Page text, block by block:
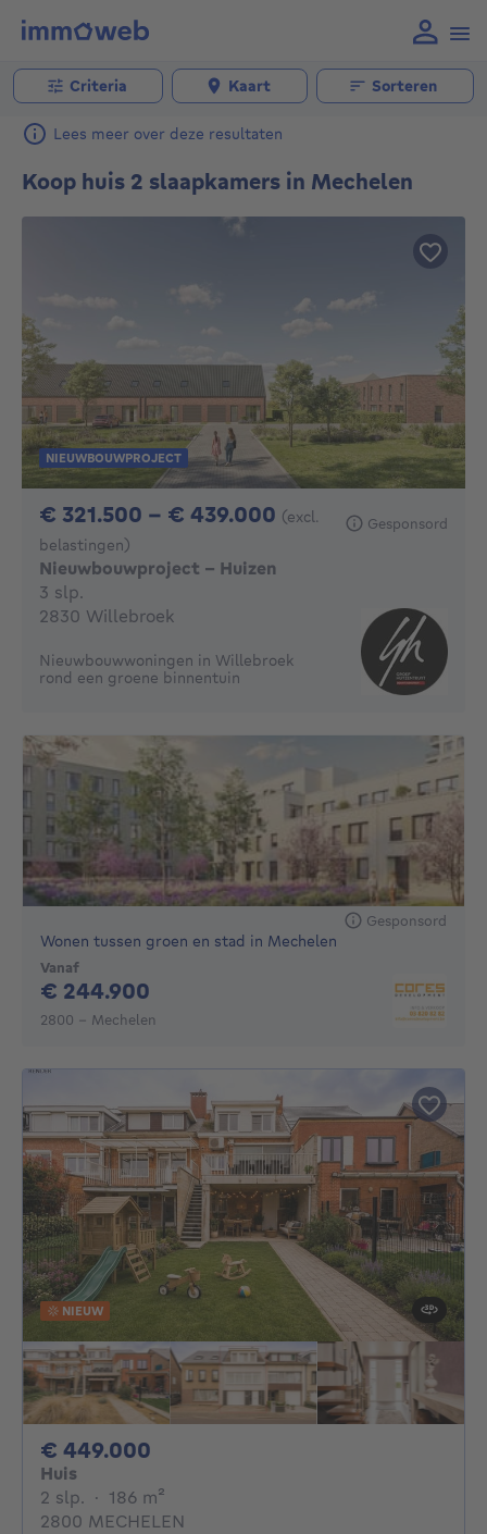
Criteria Kaart Sorteren
Lees meer over deze resultaten
Koop huis 2 slaapkamers in Mechelen
NIEUWBOUWPROJECT
€ 321.500 - € 439.000 Van 321500€ Tot
(excl.
belastingen)
Gesponsord
Nieuwbouwproject - Huizen
3 slp.
2830 Willebroek
Nieuwbouwwoningen in Willebroek
rond een groene binnentuin
Gesponsord
Wonen tussen groen en stad in Mechelen
Vanaf
€ 244.900
2800 - Mechelen
NIEUW
€ 449.000
Huis
2 slp. 2 slaapkamers
· 186 m²
2800 MECHELEN